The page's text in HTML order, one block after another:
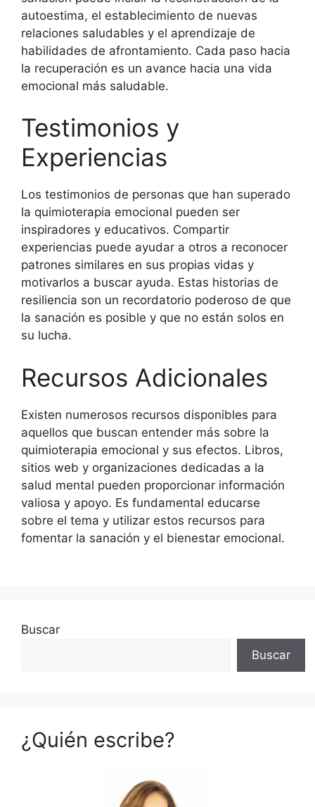
autoestima, el establecimiento de nuevas
relaciones saludables y el aprendizaje de
habilidades de afrontamiento. Cada paso hacia
la recuperación es un avance hacia una vida
emocional más saludable.
Testimonios y
Experiencias
Los testimonios de personas que han superado
la quimioterapia emocional pueden ser
inspiradores y educativos. Compartir
experiencias puede ayudar a otros a reconocer
patrones similares en sus propias vidas y
motivarlos a buscar ayuda. Estas historias de
resiliencia son un recordatorio poderoso de que
la sanación es posible y que no están solos en
su lucha.
Recursos Adicionales
Existen numerosos recursos disponibles para
aquellos que buscan entender más sobre la
quimioterapia emocional y sus efectos. Libros,
sitios web y organizaciones dedicadas a la
salud mental pueden proporcionar información
valiosa y apoyo. Es fundamental educarse
sobre el tema y utilizar estos recursos para
fomentar la sanación y el bienestar emocional.
Buscar
Buscar
¿Quién escribe?